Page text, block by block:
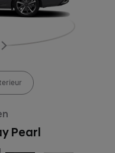
Pearl